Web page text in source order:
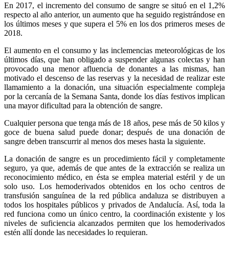
En 2017, el incremento del consumo de sangre se situó en el 1,2%
respecto al año anterior, un aumento que ha seguido registrándose en
los últimos meses y que supera el 5% en los dos primeros meses de
2018.
El aumento en el consumo y las inclemencias meteorológicas de los
últimos días, que han obligado a suspender algunas colectas y han
provocado una menor afluencia de donantes a las mismas, han
motivado el descenso de las reservas y la necesidad de realizar este
llamamiento a la donación, una situación especialmente compleja
por la cercanía de la Semana Santa, donde los días festivos implican
una mayor dificultad para la obtención de sangre.
Cualquier persona que tenga más de 18 años, pese más de 50 kilos y
goce de buena salud puede donar; después de una donación de
sangre deben transcurrir al menos dos meses hasta la siguiente.
La donación de sangre es un procedimiento fácil y completamente
seguro, ya que, además de que antes de la extracción se realiza un
reconocimiento médico, en ésta se emplea material estéril y de un
solo uso. Los hemoderivados obtenidos en los ocho centros de
transfusión sanguínea de la red pública andaluza se distribuyen a
todos los hospitales públicos y privados de Andalucía. Así, toda la
red funciona como un único centro, la coordinación existente y los
niveles de suficiencia alcanzados permiten que los hemoderivados
estén allí donde las necesidades lo requieran.